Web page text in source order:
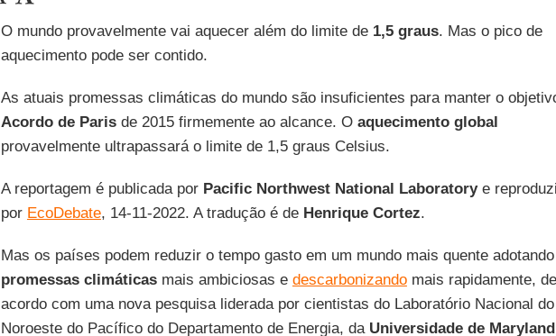
O mundo provavelmente vai aquecer além do limite de 1,5 graus. Mas o pico de
aquecimento pode ser contido.
As atuais promessas climáticas do mundo são insuficientes para manter o
Acordo de Parisde 2015 firmemente ao alcance. O aquecimento global
provavelmente ultrapassará o limite de 1,5 graus Celsius.
A reportagem é publicada por Pacific Northwest National Laboratorye
por EcoDebate, 14-11-2022. A tradução é de Henrique Cortez.
Mas os países podem reduzir o tempo gasto em um mundo mais quente adotando
promessas climáticasmais ambiciosas e descarbonizandomais rapidamente, de
acordo com uma nova pesquisa liderada por cientistas do Laboratório Nacional do
Noroeste do Pacífico do Departamento de Energia, da Universidade de Maryland